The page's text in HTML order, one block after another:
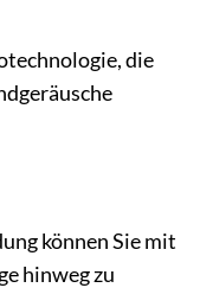
die
können Sie mit
hinweg zu